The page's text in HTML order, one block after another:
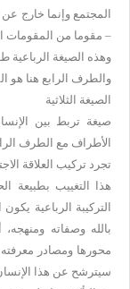
المجتمع وإنما خارج
– مقوما من المقومات
وهذه الصيغة الرباعية
والطرف الرابع هنا هو
الصيغة الثلاثية
صيغة تربط بين
الأطراف مع الطرف
تجرد تركيب العلاقة
هذا التغييب بطبيعة
التركيبة الرباعية
بالله وصفاته ومنهجه،
محورها ومصادر معرفته
سيترشح عن هذا